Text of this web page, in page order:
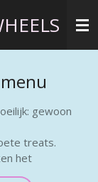
gewoon
treats.
het